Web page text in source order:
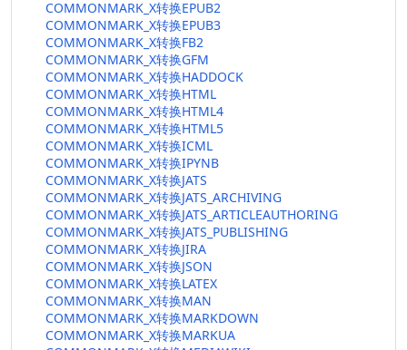
COMMONMARK_X转换EPUB2
COMMONMARK_X转换EPUB3
COMMONMARK_X转换FB2
COMMONMARK_X转换GFM
COMMONMARK_X转换HADDOCK
COMMONMARK_X转换HTML
COMMONMARK_X转换HTML4
COMMONMARK_X转换HTML5
COMMONMARK_X转换ICML
COMMONMARK_X转换IPYNB
COMMONMARK_X转换JATS
COMMONMARK_X转换JATS_ARCHIVING
COMMONMARK_X转换JATS_ARTICLEAUTHORING
COMMONMARK_X转换JATS_PUBLISHING
COMMONMARK_X转换JIRA
COMMONMARK_X转换JSON
COMMONMARK_X转换LATEX
COMMONMARK_X转换MAN
COMMONMARK_X转换MARKDOWN
COMMONMARK_X转换MARKUA